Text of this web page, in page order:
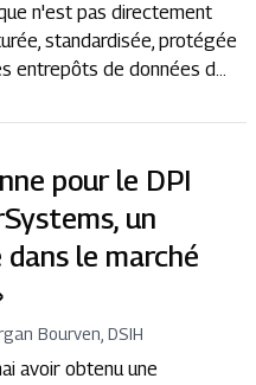
n'est pas directement
standardisée, protégée
entrepôts de données d...
pour le DPI
un
le marché
Bourven, DSIH
avoir obtenu une